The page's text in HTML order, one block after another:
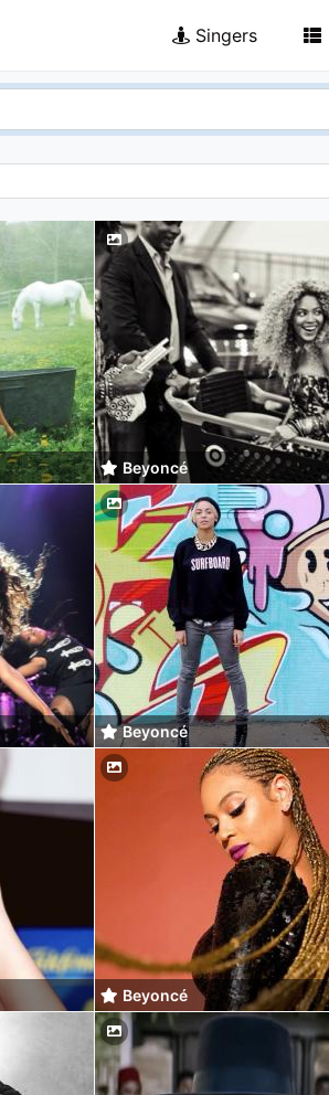
Singers
Beyoncé
Beyoncé
Beyoncé